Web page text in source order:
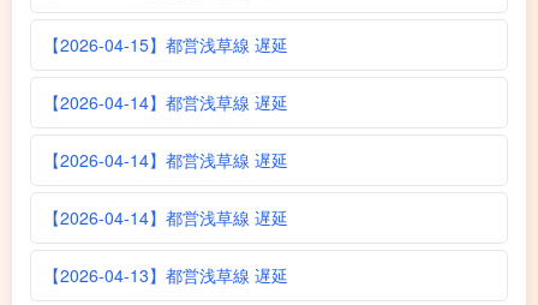
【2026-04-15】都営浅草線 遅延
【2026-04-14】都営浅草線 遅延
【2026-04-14】都営浅草線 遅延
【2026-04-14】都営浅草線 遅延
【2026-04-13】都営浅草線 遅延